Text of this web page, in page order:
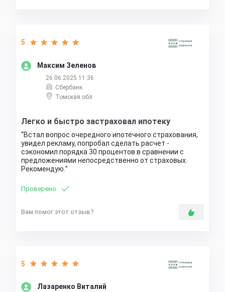
Максим Зеленов
5
26.06.2025 11:36
Сбербанк
Томская обл
Легко и быстро застраховал ипотеку
Встал вопрос очередного ипотечного страхования,
увидел рекламу, попробал сделать расчет -
сэкономил порядка 30 процентов в сравнении с
предложениями непосредственно от страховых.
Рекомендую.
Проверено
Вам помог этот отзыв?
Лазаренко Виталий
5